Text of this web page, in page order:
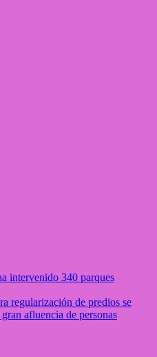
intervenido 340 parques
regularización de predios se
afluencia de personas